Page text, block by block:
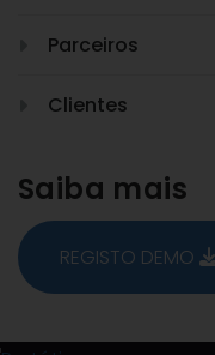
Parceiros
Clientes
Saiba mais
REGISTO DEMO